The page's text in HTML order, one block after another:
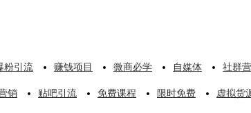
粉引流 赚钱项目 微商必学 自媒体 社群
销 贴吧引流 免费课程 限时免费 虚拟货